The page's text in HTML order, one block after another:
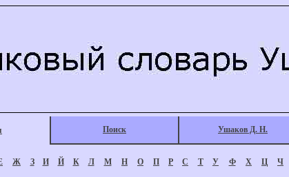
Поиск Ушаков Д. Н.
Ж З И Й К Л М Н О П Р С Т У Ф Х Ц Ч